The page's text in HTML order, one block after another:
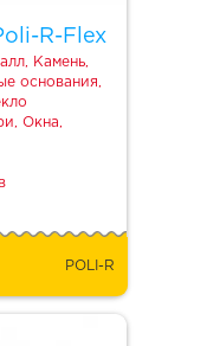
R-Flex
Камень,
основания,
Окна,
POLI-R